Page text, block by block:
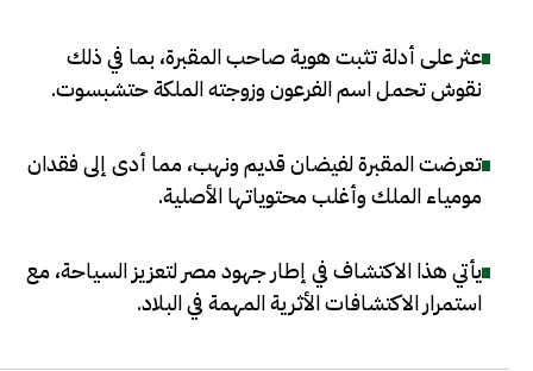
عثر على أدلة تثبت هوية صاحب المقبرة، بما في ذلك
نقوش تحمل اسم الفرعون وزوجته الملكة حتشبسوت.
تعرضت المقبرة لفيضان قديم ونهب، مما أدى إلى فقدان
مومياء الملك وأغلب محتوياتها الأصلية.
يأتي هذا الاكتشاف في إطار جهود مصر لتعزيز السياحة، مع
استمرار الاكتشافات الأثرية المهمة في البلاد.